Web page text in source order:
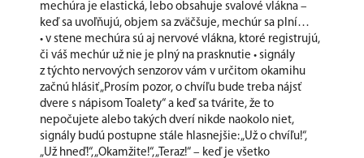
mechúra je elastická, lebo obsahuje svalové vlákna –
keď sa uvoľňujú, objem sa zväčšuje, mechúr sa plní…
• v stene mechúra sú aj nervové vlákna, ktoré registrujú,
či váš mechúr už nie je plný na prasknutie • signály
z týchto nervových senzorov vám v určitom okamihu
začnú hlásiť „Prosím pozor, o chvíľu bude treba nájsť
dvere s nápisom Toalety“ a keď sa tvárite, že to
nepočujete alebo takých dverí nikde naokolo niet,
signály budú postupne stále hlasnejšie: „Už o chvíľu!“,
„Už hneď!“, „Okamžite!“, „Teraz!“ – keď je všetko